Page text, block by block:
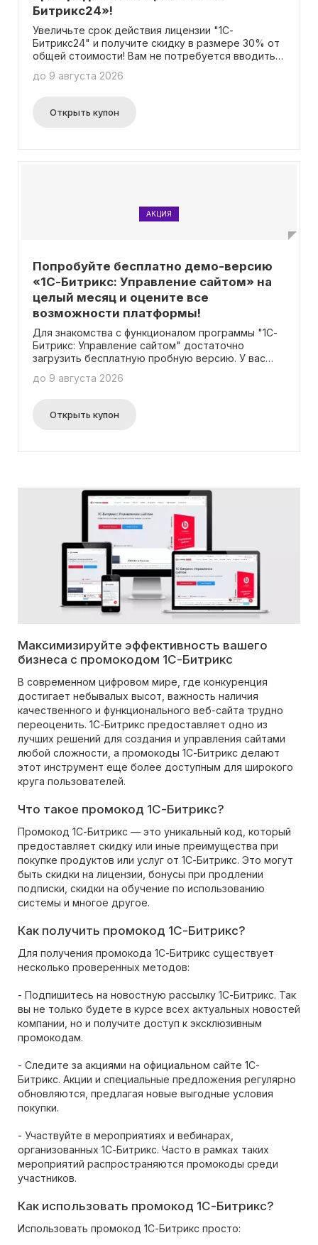
Битрикс24»!
Увеличьте срок действия лицензии "1С-
Битрикс24" и получите скидку в размере 30% от
общей стоимости! Вам не потребуется вводить
до 9 августа 2026
Открыть купон
АКЦИЯ
Попробуйте бесплатно демо-версию
«1С-Битрикс: Управление сайтом» на
целый месяц и оцените все
возможности платформы!
Для знакомства с функционалом программы "1С-
Битрикс: Управление сайтом" достаточно
загрузить бесплатную пробную версию. У вас
в течение 30 дней, чтобы оценить все ее
промокод нет, просто посетите сайт и загрузите
пробную версию программы.
до 9 августа 2026
Открыть купон
Максимизируйте эффективность вашего
бизнеса с промокодом 1С-Битрикс
В современном цифровом мире, где конкуренция
достигает небывалых высот, важность наличия
качественного и функционального веб-сайта трудно
переоценить. 1С-Битрикс предоставляет одно из
лучших решений для создания и управления сайтами
любой сложности, а промокоды 1С-Битрикс делают
этот инструмент еще более доступным для широкого
круга пользователей.
Что такое промокод 1С-Битрикс?
Промокод 1С-Битрикс — это уникальный код, который
предоставляет скидку или иные преимущества при
покупке продуктов или услуг от 1С-Битрикс. Это могут
быть скидки на лицензии, бонусы при продлении
подписки, скидки на обучение по использованию
системы и многое другое.
Как получить промокод 1С-Битрикс?
Для получения промокода 1С-Битрикс существует
несколько проверенных методов:
- Подпишитесь на новостную рассылку 1С-Битрикс. Так
вы не только будете в курсе всех актуальных новостей
компании, но и получите доступ к эксклюзивным
промокодам.
- Следите за акциями на официальном сайте 1С-
Битрикс. Акции и специальные предложения регулярно
обновляются, предлагая новые выгодные условия
покупки.
- Участвуйте в мероприятиях и вебинарах,
организованных 1С-Битрикс. Часто в рамках таких
мероприятий распространяются промокоды среди
участников.
Как использовать промокод 1С-Битрикс?
Использовать промокод 1С-Битрикс просто: